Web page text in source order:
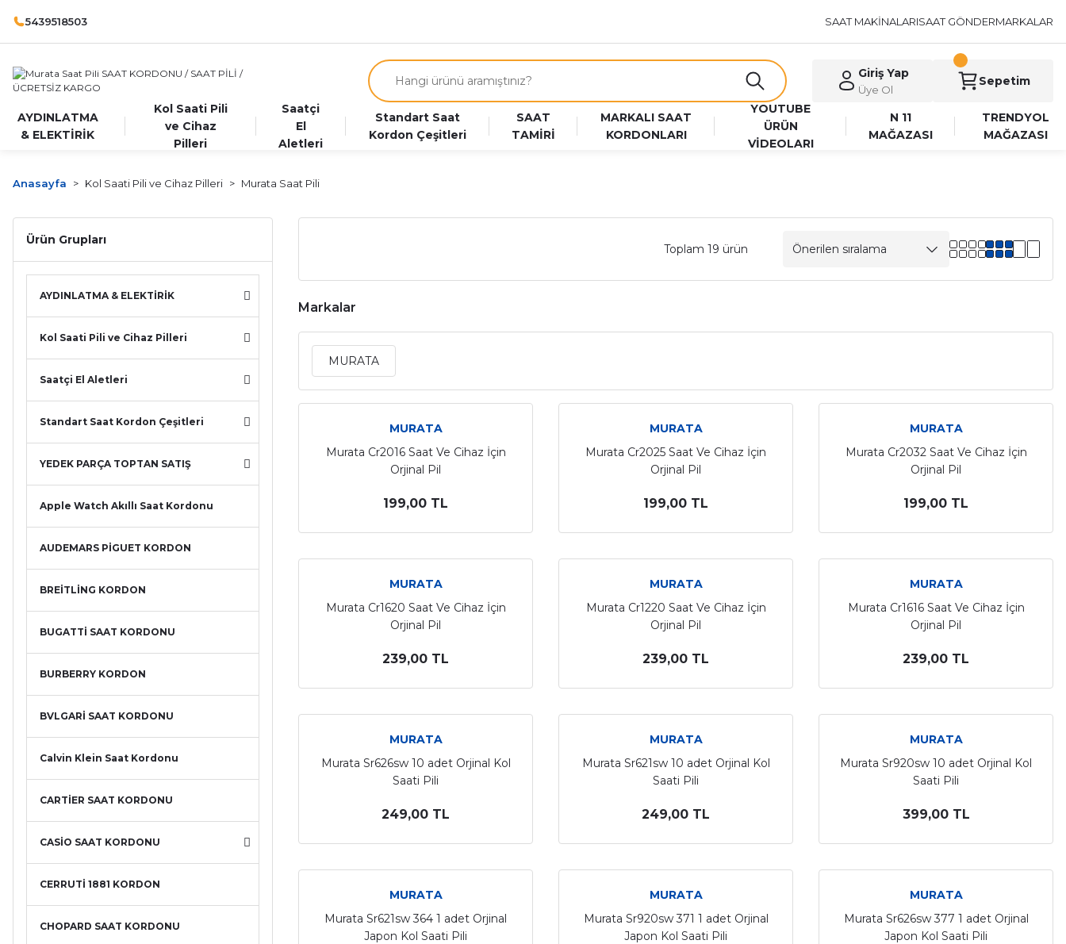
5439518503 SAAT MAKİNALARISAAT GÖNDERMARKALAR
Giriş Yap
Üye Ol
Sepetim
AYDINLATMA
& ELEKTİRİK
Kol Saati Pili
ve Cihaz
Pilleri
Saatçi
El
Aletleri
Standart Saat
Kordon Çeşitleri
SAAT
TAMİRİ
MARKALI SAAT
KORDONLARI
YOUTUBE
ÜRÜN
VİDEOLARI
N 11
MAĞAZASI
TRENDYOL
MAĞAZASI
Anasayfa Kol Saati Pili ve Cihaz Pilleri Murata Saat Pili
Ürün Grupları
AYDINLATMA & ELEKTİRİK
Kol Saati Pili ve Cihaz Pilleri
Saatçi El Aletleri
Standart Saat Kordon Çeşitleri
YEDEK PARÇA TOPTAN SATIŞ
Apple Watch Akıllı Saat Kordonu
AUDEMARS PİGUET KORDON
BREİTLİNG KORDON
BUGATTİ SAAT KORDONU
BURBERRY KORDON
BVLGARİ SAAT KORDONU
Calvin Klein Saat Kordonu
CARTİER SAAT KORDONU
CASİO SAAT KORDONU
CERRUTİ 1881 KORDON
CHOPARD SAAT KORDONU
Toplam 19 ürün
Markalar
MURATA
MURATA
Murata Cr2016 Saat Ve Cihaz İçin
Orjinal Pil
199,00 TL
MURATA
Murata Cr2025 Saat Ve Cihaz İçin
Orjinal Pil
199,00 TL
MURATA
Murata Cr2032 Saat Ve Cihaz İçin
Orjinal Pil
199,00 TL
MURATA
Murata Cr1620 Saat Ve Cihaz İçin
Orjinal Pil
239,00 TL
MURATA
Murata Cr1220 Saat Ve Cihaz İçin
Orjinal Pil
239,00 TL
MURATA
Murata Cr1616 Saat Ve Cihaz İçin
Orjinal Pil
239,00 TL
MURATA
Murata Sr626sw 10 adet Orjinal Kol
Saati Pili
249,00 TL
MURATA
Murata Sr621sw 10 adet Orjinal Kol
Saati Pili
249,00 TL
MURATA
Murata Sr920sw 10 adet Orjinal Kol
Saati Pili
399,00 TL
MURATA
Murata Sr621sw 364 1 adet Orjinal
Japon Kol Saati Pili
MURATA
Murata Sr920sw 371 1 adet Orjinal
Japon Kol Saati Pili
MURATA
Murata Sr626sw 377 1 adet Orjinal
Japon Kol Saati Pili